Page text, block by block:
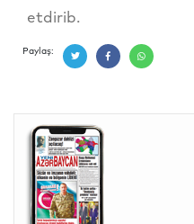
etdirib.
Paylaş: